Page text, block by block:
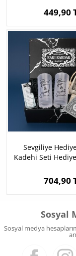
449,90
Sevgiliye
Kadehi Seti
704,90
Sosyal
Sosyal medya